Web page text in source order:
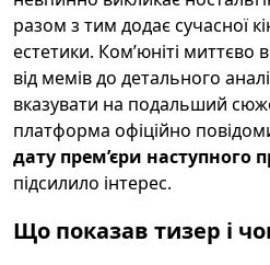
разом з тим додає сучасної
естетики. Ком’юніті миттєво
від мемів до детального
вказувати на подальший
платформа офіційно
дату прем’єри наступного
підсилило інтерес.
Що показав тизер і